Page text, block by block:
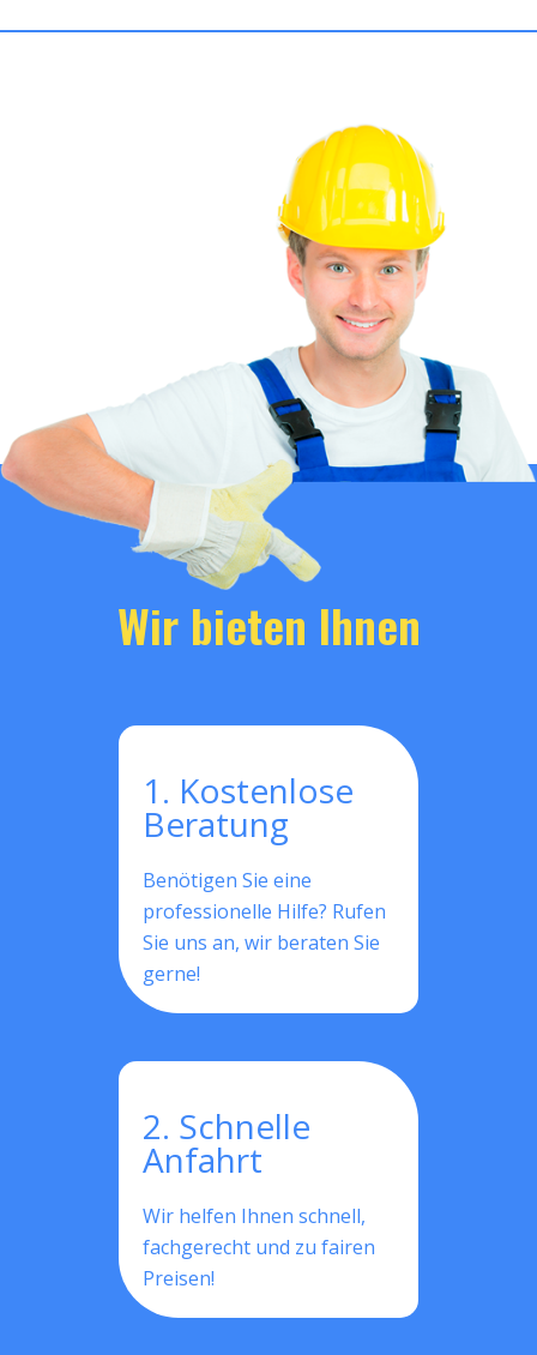
Wir bieten Ihnen
1. Kostenlose
Beratung
Benötigen Sie eine
professionelle Hilfe? Rufen
Sie uns an, wir beraten Sie
gerne!
2. Schnelle
Anfahrt
Wir helfen Ihnen schnell,
fachgerecht und zu fairen
Preisen!